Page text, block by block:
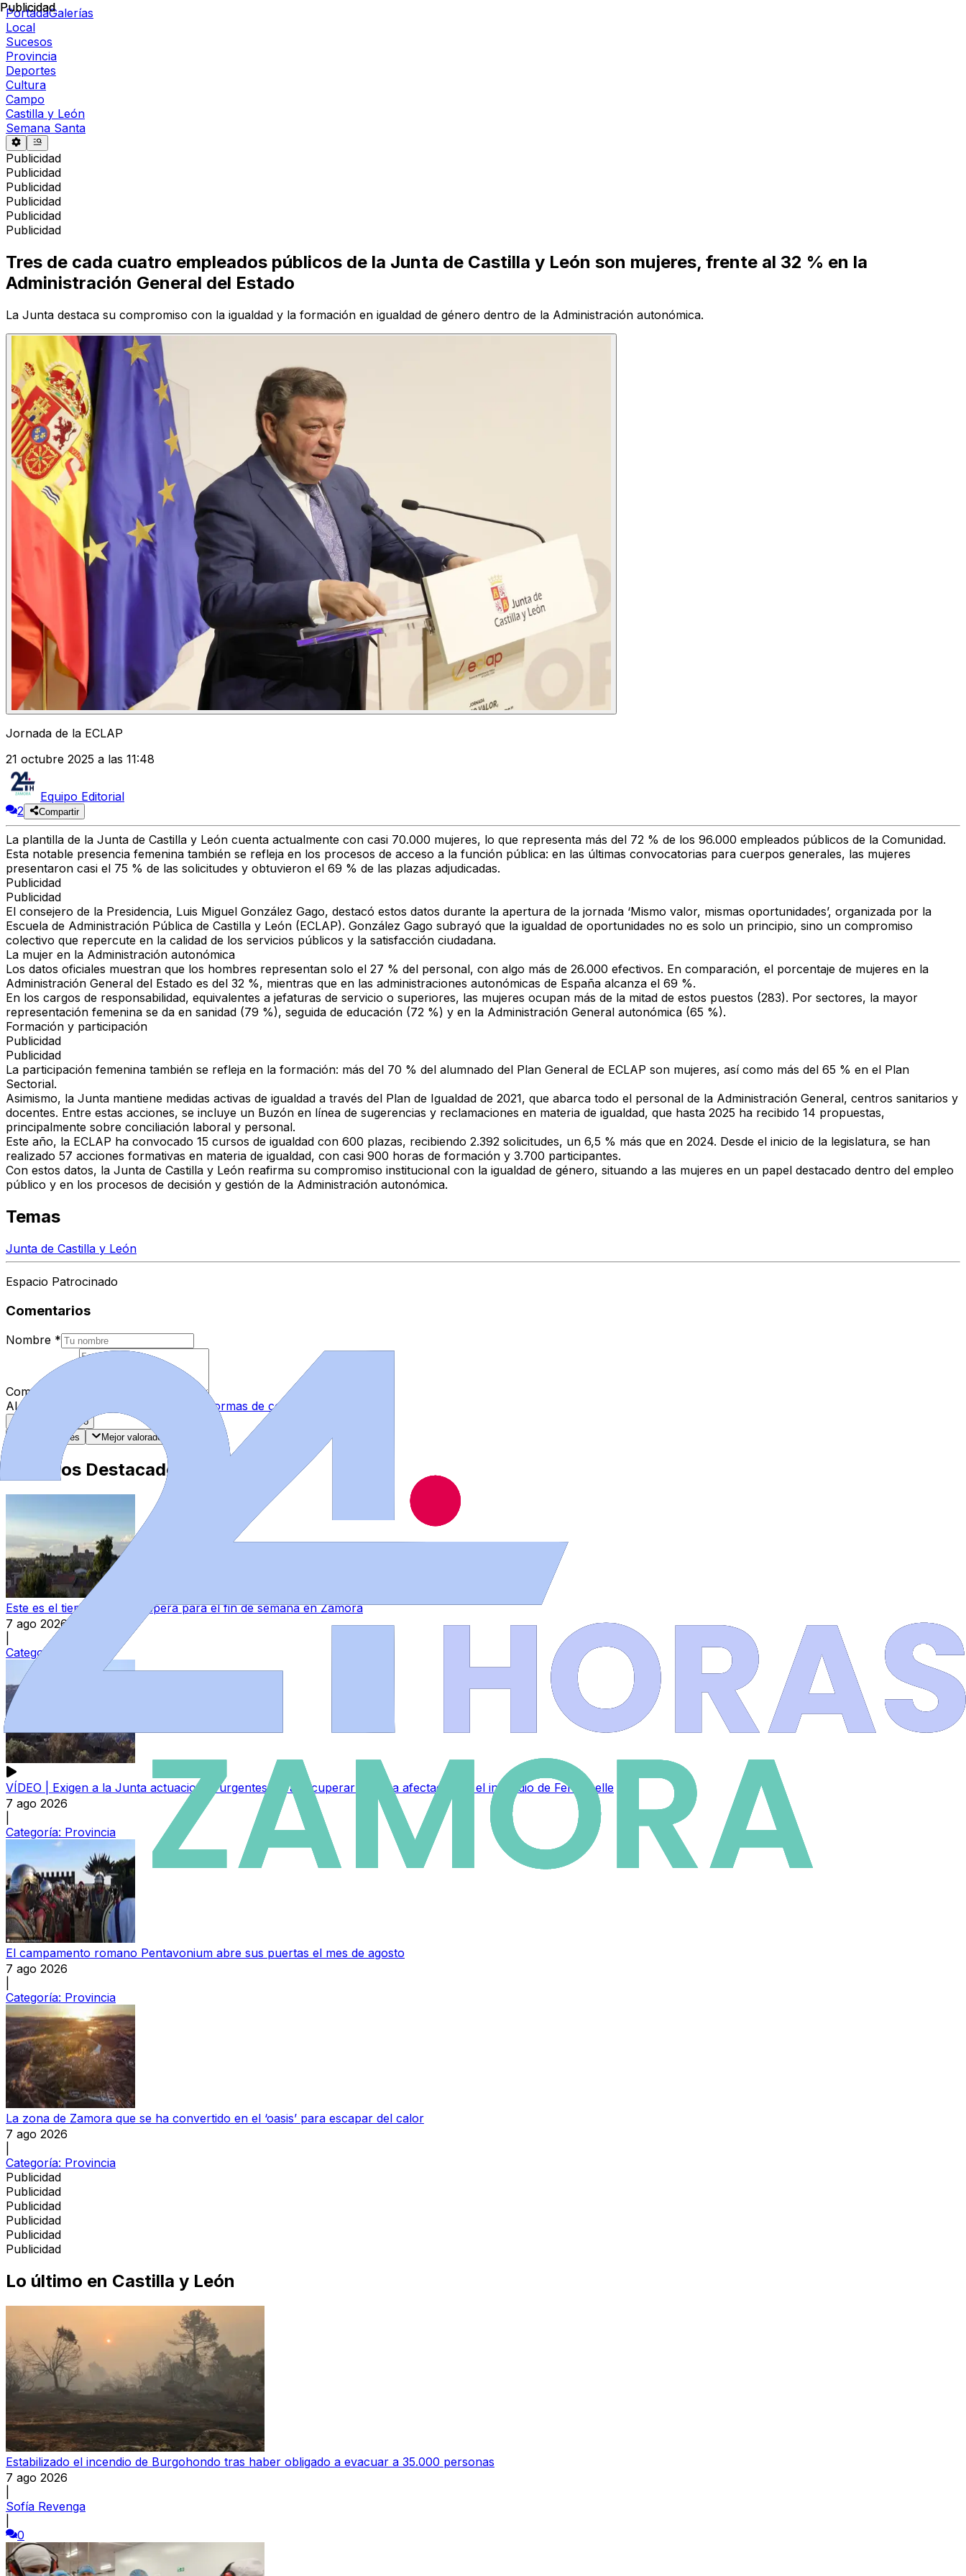
PortadaGalerías
Local
Sucesos
Provincia
Deportes
Cultura
Campo
Castilla y León
Semana Santa
Publicidad
Publicidad
Publicidad
Publicidad
Publicidad
Publicidad
Publicidad
Tres de cada cuatro empleados públicos de la Junta de Castilla y León son mujeres, frente al 32 % en la
Administración General del Estado
La Junta destaca su compromiso con la igualdad y la formación en igualdad de género dentro de la Administración autonómica.
Jornada de la ECLAP
21 octubre 2025 a las 11:48
Equipo Editorial
2
Compartir
La plantilla de la Junta de Castilla y León cuenta actualmente con casi 70.000 mujeres, lo que representa más del 72 % de los 96.000 empleados públicos de la Comunidad.
Esta notable presencia femenina también se refleja en los procesos de acceso a la función pública: en las últimas convocatorias para cuerpos generales, las mujeres
presentaron casi el 75 % de las solicitudes y obtuvieron el 69 % de las plazas adjudicadas.
Publicidad
Publicidad
El consejero de la Presidencia, Luis Miguel González Gago, destacó estos datos durante la apertura de la jornada ‘Mismo valor, mismas oportunidades’, organizada por la
Escuela de Administración Pública de Castilla y León (ECLAP). González Gago subrayó que la igualdad de oportunidades no es solo un principio, sino un compromiso
colectivo que repercute en la calidad de los servicios públicos y la satisfacción ciudadana.
La mujer en la Administración autonómica
Los datos oficiales muestran que los hombres representan solo el 27 % del personal, con algo más de 26.000 efectivos. En comparación, el porcentaje de mujeres en la
Administración General del Estado es del 32 %, mientras que en las administraciones autonómicas de España alcanza el 69 %.
En los cargos de responsabilidad, equivalentes a jefaturas de servicio o superiores, las mujeres ocupan más de la mitad de estos puestos (283). Por sectores, la mayor
representación femenina se da en sanidad (79 %), seguida de educación (72 %) y en la Administración General autonómica (65 %).
Formación y participación
Publicidad
Publicidad
La participación femenina también se refleja en la formación: más del 70 % del alumnado del Plan General de ECLAP son mujeres, así como más del 65 % en el Plan
Sectorial.
Asimismo, la Junta mantiene medidas activas de igualdad a través del Plan de Igualdad de 2021, que abarca todo el personal de la Administración General, centros sanitarios y
docentes. Entre estas acciones, se incluye un Buzón en línea de sugerencias y reclamaciones en materia de igualdad, que hasta 2025 ha recibido 14 propuestas,
principalmente sobre conciliación laboral y personal.
Este año, la ECLAP ha convocado 15 cursos de igualdad con 600 plazas, recibiendo 2.392 solicitudes, un 6,5 % más que en 2024. Desde el inicio de la legislatura, se han
realizado 57 acciones formativas en materia de igualdad, con casi 900 horas de formación y 3.700 participantes.
Con estos datos, la Junta de Castilla y León reafirma su compromiso institucional con la igualdad de género, situando a las mujeres en un papel destacado dentro del empleo
público y en los procesos de decisión y gestión de la Administración autonómica.
Temas
Junta de Castilla y León
Espacio Patrocinado
Comentarios
Nombre *
Comentario
Al enviar tu comentario, aceptas las
normas de comentarios
Enviar Comentario
Más recientes
Mejor valorados
Artículos Destacados
Este es el tiempo que se espera para el fin de semana en Zamora
7 ago 2026
Categoría:
VÍDEO | Exigen a la Junta actuaciones urgentes para recuperar la zona afectada por el incendio de Fermoselle
7 ago 2026
Categoría: Provincia
El campamento romano Pentavonium abre sus puertas el mes de agosto
7 ago 2026
Categoría: Provincia
La zona de Zamora que se ha convertido en el ‘oasis’ para escapar del calor
7 ago 2026
Categoría: Provincia
Publicidad
Publicidad
Publicidad
Publicidad
Publicidad
Publicidad
Lo último en Castilla y León
Estabilizado el incendio de Burgohondo tras haber obligado a evacuar a 35.000 personas
7 ago 2026
Sofía Revenga
0
Publicidad